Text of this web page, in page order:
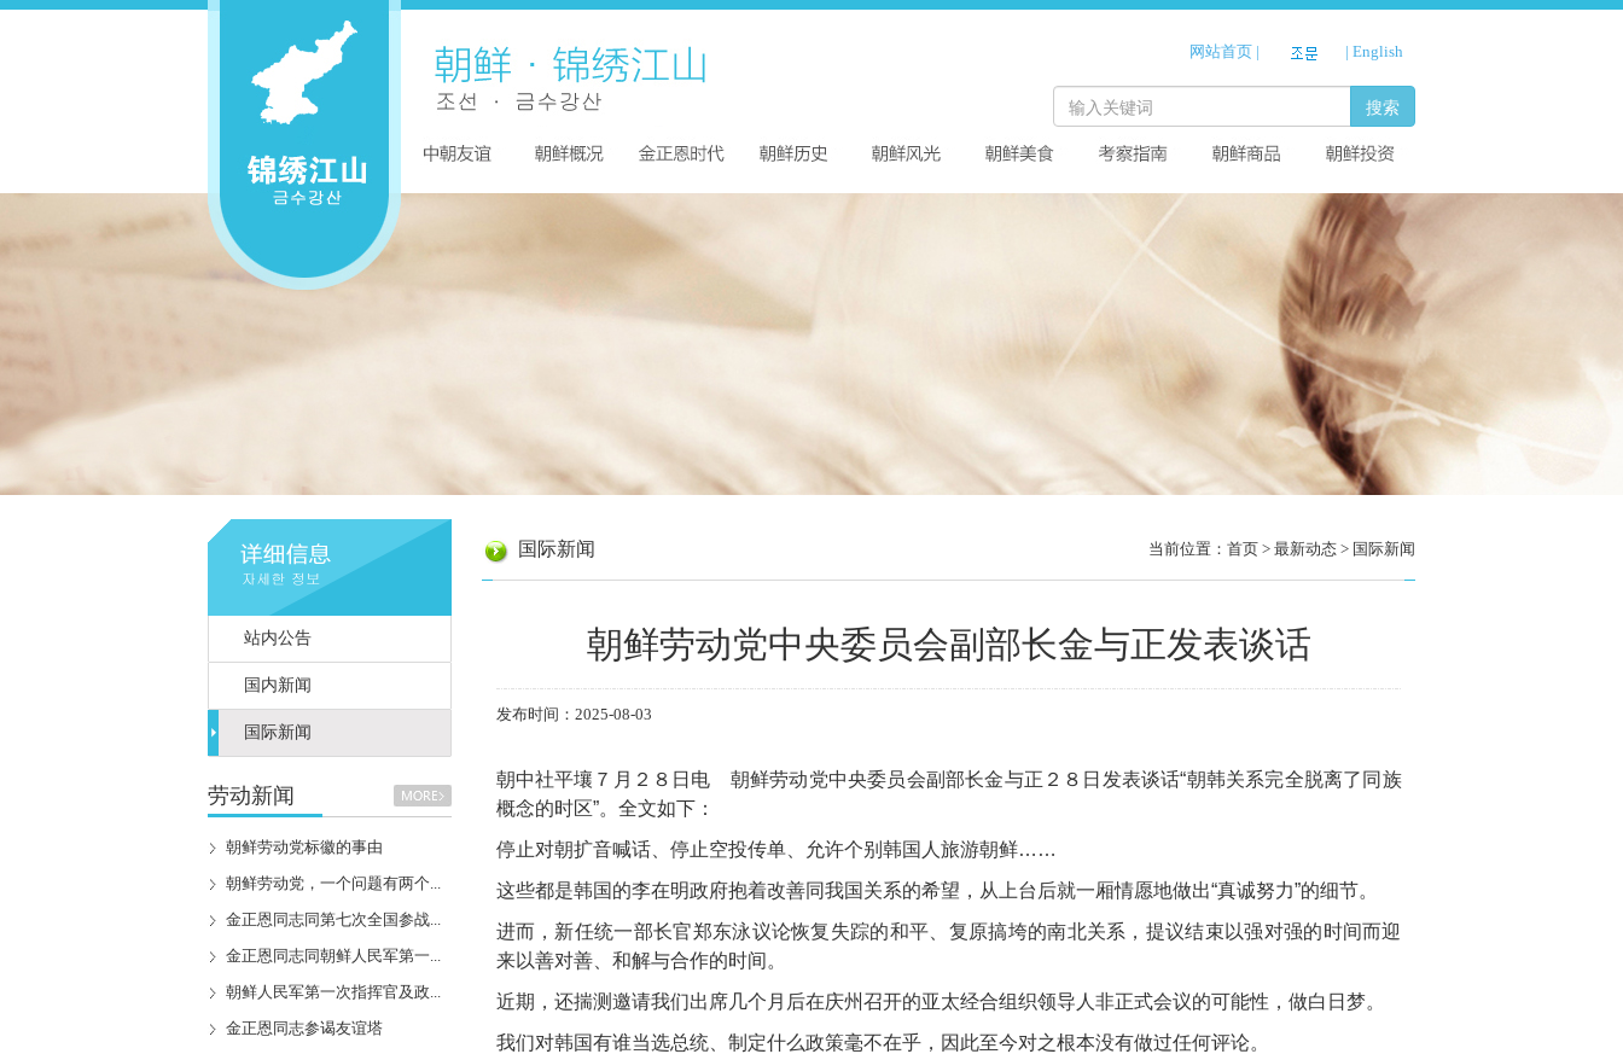
网站首页| | English
搜索
站内公告
国内新闻
国际新闻
劳动新闻
朝鲜劳动党标徽的事由
朝鲜劳动党，一个问题有两个...
金正恩同志同第七次全国参战...
金正恩同志同朝鲜人民军第一...
朝鲜人民军第一次指挥官及政...
金正恩同志参谒友谊塔
国际新闻 当前位置： 首页 > 最新动态 > 国际新闻
朝鲜劳动党中央委员会副部长金与正发表谈话
发布时间：2025-08-03
朝中社平壤７月２８日电 朝鲜劳动党中央委员会副部长金与正２８日发表谈话“朝韩关系完全脱离了同族
概念的时区”。全文如下：
停止对朝扩音喊话、停止空投传单、允许个别韩国人旅游朝鲜……
这些都是韩国的李在明政府抱着改善同我国关系的希望，从上台后就一厢情愿地做出“真诚努力”的细节。
进而，新任统一部长官郑东泳议论恢复失踪的和平、复原搞垮的南北关系，提议结束以强对强的时间而迎
来以善对善、和解与合作的时间。
近期，还揣测邀请我们出席几个月后在庆州召开的亚太经合组织领导人非正式会议的可能性，做白日梦。
我们对韩国有谁当选总统、制定什么政策毫不在乎，因此至今对之根本没有做过任何评论。